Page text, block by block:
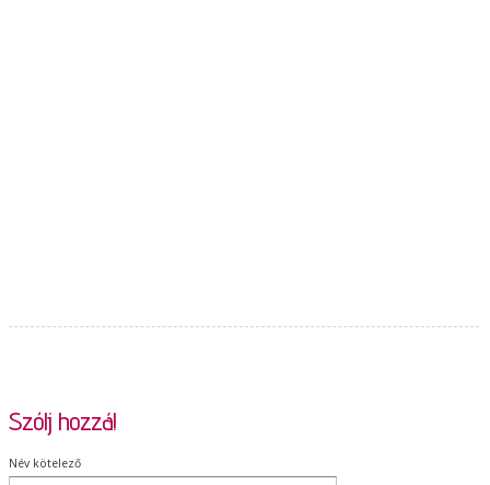
Szólj hozzá!
Név kötelező